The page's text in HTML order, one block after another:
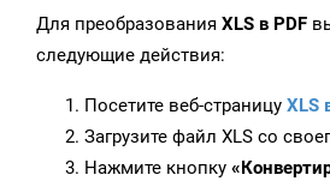
Для преобразования XLS в PDF
следующие действия:
Посетите веб-страницу XLS
Загрузите файл XLS со
Нажмите кнопку